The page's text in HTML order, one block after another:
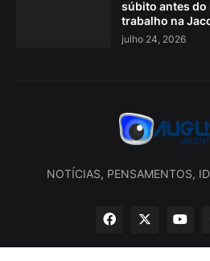
súbito antes do
trabalho na
julho 24, 2026
NOTÍCIAS, PENSAMENTOS,